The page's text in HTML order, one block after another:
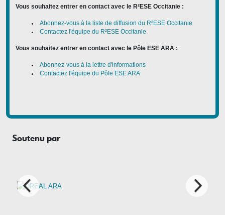
Vous souhaitez entrer en contact avec le R²ESE Occitanie :
Abonnez-vous à la liste de diffusion du R²ESE Occitanie
Contactez l'équipe du R²ESE Occitanie
Vous souhaitez entrer en contact avec le Pôle ESE ARA :
Abonnez-vous à la lettre d'informations
Contactez l'équipe du Pôle ESE ARA
Soutenu par